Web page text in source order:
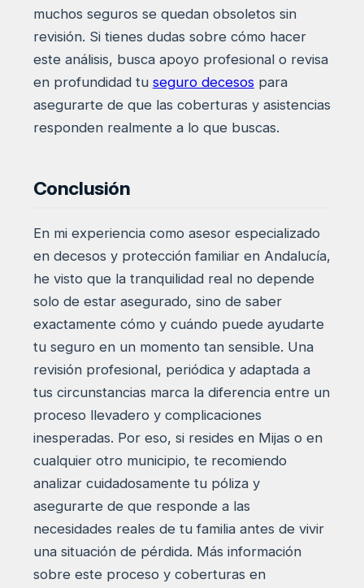
muchos seguros se quedan obsoletos sin
revisión. Si tienes dudas sobre cómo hacer
este análisis, busca apoyo profesional o revisa
en profundidad tu seguro decesospara
asegurarte de que las coberturas y asistencias
responden realmente a lo que buscas.
Conclusión
En mi experiencia como asesor especializado
en decesos y protección familiar en Andalucía,
he visto que la tranquilidad real no depende
solo de estar asegurado, sino de saber
exactamente cómo y cuándo puede ayudarte
tu seguro en un momento tan sensible. Una
revisión profesional, periódica y adaptada a
tus circunstancias marca la diferencia entre un
proceso llevadero y complicaciones
inesperadas. Por eso, si resides en Mijas o en
cualquier otro municipio, te recomiendo
analizar cuidadosamente tu póliza y
asegurarte de que responde a las
necesidades reales de tu familia antes de vivir
una situación de pérdida. Más información
sobre este proceso y coberturas en